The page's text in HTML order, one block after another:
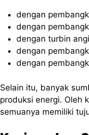
dengan
dengan
dengan turbin
dengan
dengan
Selain itu, banyak
produksi energi. Oleh
semuanya memiliki